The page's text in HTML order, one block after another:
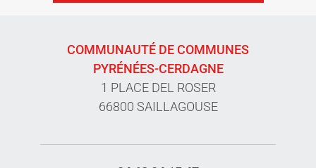
COMMUNAUTÉ DE COMMUNES
PYRÉNÉES-CERDAGNE
1 PLACE DEL ROSER
66800 SAILLAGOUSE